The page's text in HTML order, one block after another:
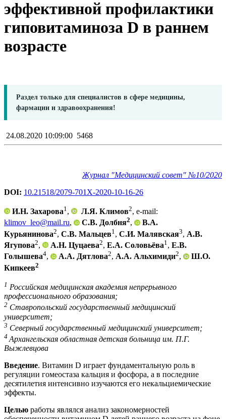
эффективной профилактики
гиповитаминоза D в раннем
возрасте
Раздел только для специалистов в сфере медицины,
фармации и здравоохранения!
24.08.2020 10:09:00 5468
Журнал "Медицинский совет" №10/2020
DOI: 10.21518/2079-701X-2020-10-16-26
И.Н. Захарова1 , Л.Я. Климов2, e-mail:
klimov_leo@mail.ru, С.В. Долбня2,
В.А.
Курьянинова2, С.В. Мальцев1 , С.И. Малявская3, А.В.
Ягупова2, А.Н. Цуцаева2, Е.А. Соловьёва1 , Е.В.
Голышева4, А.А. Дятлова2, А.А. Альхимиди2,
Ш.О.
Кипкеев2
1 Российская медицинская академия непрерывного
профессионального образования;
2 Ставропольский государственный медицинский
университет;
3 Северный государственный медицинский университет;
4 Архангельская областная детская больница им. П.Г.
Выжлевцова
Введение. Витамин D играет фундаментальную роль в
регуляции гомеостаза кальция и фосфора, а в последние
десятилетия интенсивно изучаются его некальциемические
эффекты.
Целью работы являлся анализ закономерностей